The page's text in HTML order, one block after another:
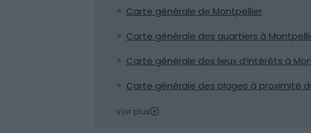
Carte générale de Montpellier
Carte générale des quartiers à
Carte générale des lieux d’intérêts à
Carte générale des plages à proximité
Voir plus